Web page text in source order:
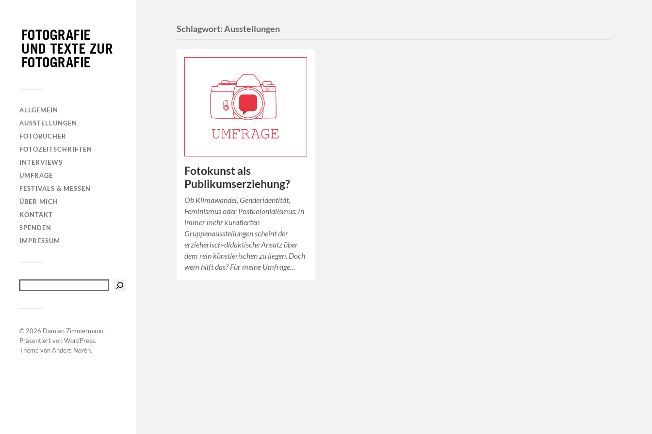
ALLGEMEIN
AUSSTELLUNGEN
FOTOBÜCHER
FOTOZEITSCHRIFTEN
INTERVIEWS
UMFRAGE
FESTIVALS & MESSEN
ÜBER MICH
KONTAKT
SPENDEN
IMPRESSUM
© 2026 Damian Zimmermann.
Präsentiert vonWordPress.
Theme vonAnders Norén.
Schlagwort:Ausstellungen
Fotokunst als
Publikumserziehung?
Ob Klimawandel, Genderidentität,
Feminismus oder Postkolonialismus: In
immer mehr kuratierten
Gruppenausstellungen scheint der
erzieherisch-didaktische Ansatz über
dem rein künstlerischen zu liegen. Doch
wem hilft das? Für meine Umfrage…